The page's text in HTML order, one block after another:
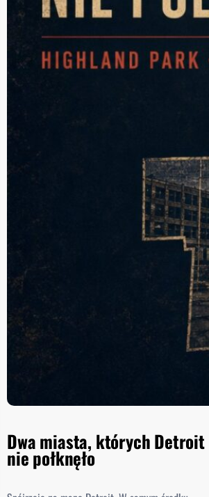
Dwa miasta, których Detroit
nie połknęło